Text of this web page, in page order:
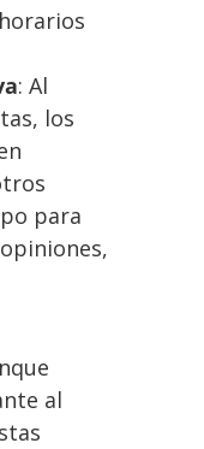
: Al
los
para
al